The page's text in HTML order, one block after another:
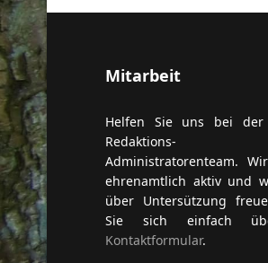
Mitarbeit
Helfen Sie uns bei
Administratorenteam.
ehrenamtlich aktiv und
über Untersützung
Sie sich einfach
Kontaktformular.